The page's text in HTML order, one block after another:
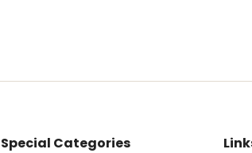
Special Categories